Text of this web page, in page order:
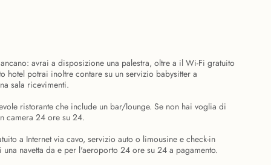
avrai a disposizione una palestra, oltre a il Wi-Fi gratuito
hotel potrai inoltre contare su un servizio babysitter a
sala ricevimenti.
ristorante che include un bar/lounge. Se non hai voglia di
camera 24 ore su 24.
a Internet via cavo, servizio auto o limousine e check-in
navetta da e per l'aeroporto 24 ore su 24 a pagamento.